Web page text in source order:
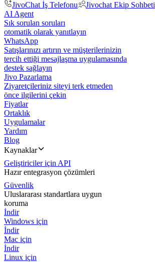
JivoChat İş Telefonu
Jivochat Ekip Sohbeti
AI Agent
Sık sorulan soruları
otomatik olarak yanıtlayın
WhatsApp
Satışlarınızı artırın ve müşterilerinizin
tercih ettiği mesajlaşma uygulamasında
destek sağlayın
Jivo Pazarlama
Ziyaretçileriniz siteyi terk etmeden
önce ilgilerini çekin
Fiyatlar
Ortaklık
Uygulamalar
Yardım
Blog
Kaynaklar
Geliştiriciler için API
Hazır entegrasyon çözümleri
Güvenlik
Uluslararası standartlara uygun
koruma
İndir
Windows için
İndir
Mac için
İndir
Linux için